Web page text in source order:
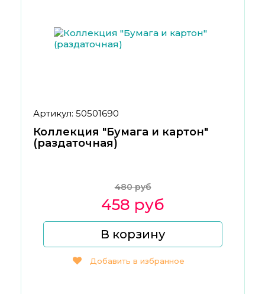
Артикул: 50501690
Коллекция "Бумага и картон"
(раздаточная)
480 руб
458 руб
В корзину
Добавить в избранное